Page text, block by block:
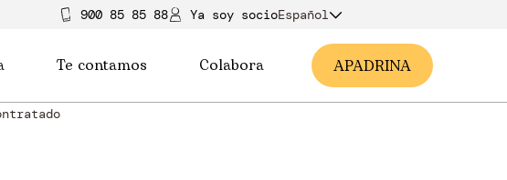
900 85 85 88 Ya soy socioEspañol
Te contamos Colabora APADRINA